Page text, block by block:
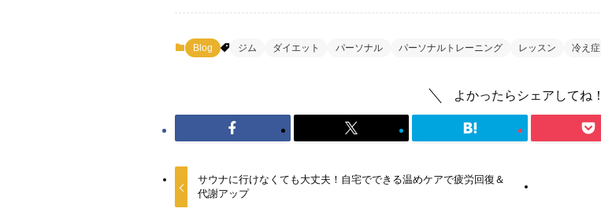
Blog ジム ダイエット パーソナル パーソナルトレーニング レッスン 冷え症
よかったらシェアしてね！
サウナに行けなくても大丈夫！自宅でできる温めケアで疲労回復＆
代謝アップ